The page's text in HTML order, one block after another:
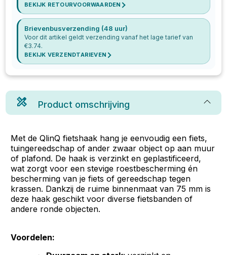
BEKIJK RETOURVOORWAARDEN
Brievenbusverzending (48 uur)
Voor dit artikel geldt verzending vanaf het lage tarief van
€3.74.
BEKIJK VERZENDTARIEVEN
Product omschrijving
Met de QlinQ fietshaak hang je eenvoudig een fiets,
tuingereedschap of ander zwaar object op aan muur
of plafond. De haak is verzinkt en geplastificeerd,
wat zorgt voor een stevige roestbescherming én
bescherming van je fiets of gereedschap tegen
krassen. Dankzij de ruime binnenmaat van 75 mm is
deze haak geschikt voor diverse fietsbanden of
andere ronde objecten.
Voordelen: